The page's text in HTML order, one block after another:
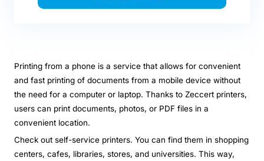
Printing from a phone is a service that allows for convenient
and fast printing of documents from a mobile device without
the need for a computer or laptop. Thanks to Zeccert printers,
users can print documents, photos, or PDF files in a
convenient location.
Check out self-service printers. You can find them in shopping
centers, cafes, libraries, stores, and universities. This way,